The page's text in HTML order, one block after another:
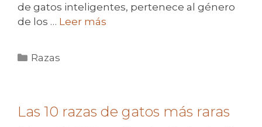
de gatos inteligentes, pertenece al género
de los … Leer más
Categorías
Razas
Las 10 razas de gatos más raras